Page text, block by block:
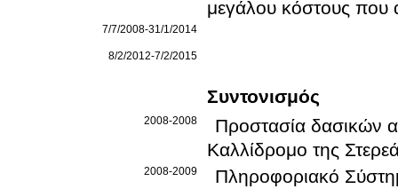
μεγάλου κόστους που
7/7/2008-31/1/2014
8/2/2012-7/2/2015
Συντονισμός
2008-2008
Προστασία δασικών
Καλλίδρομο της
2008-2009
Πληροφοριακό